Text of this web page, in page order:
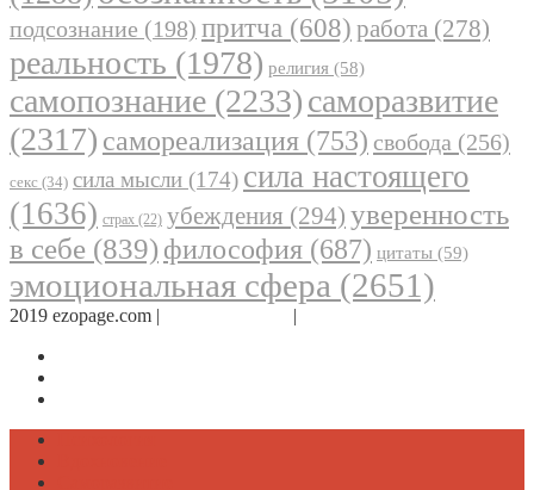
подсознание (198) притча (608) работа (278)
реальность (1978) религия (58)
самопознание (2233)саморазвитие
(2317) самореализация (753) свобода (256)
секс (34) сила мысли (174) сила настоящего
(1636) страх (22) убеждения (294) уверенность
в себе (839) философия (687) цитаты (59)
эмоциональная сфера (2651)
2019 ezopage.com | |